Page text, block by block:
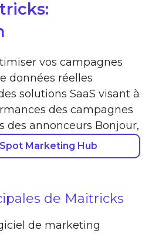
vos campagnes
données réelles
solutions SaaS visant à
des campagnes
des annonceurs Bonjour,
Marketing Hub
de Maitricks
de marketing